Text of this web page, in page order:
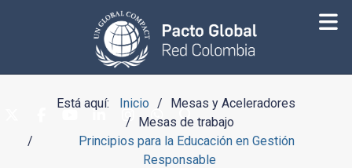
Está aquí: Inicio
Mesas y Aceleradores
Mesas de trabajo
Principios para la Educación en Gestión
Responsable